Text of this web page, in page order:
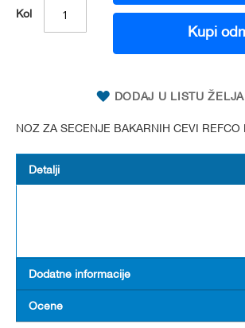
Kol
Kupi
DODAJ U LISTU ŽELJA
NOZ ZA SECENJE BAKARNIH CEVI REFCO
Detalji
Dodatne informacije
Ocene